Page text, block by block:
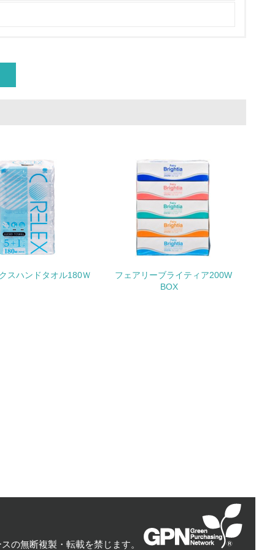
・販売
標や計画を立てている
の取り組みを行っている
目標や計画を立てている
スハンドタオル180Ｗ
フェアリーブライティア200W
BOX
の無断複製・転載を禁じます。